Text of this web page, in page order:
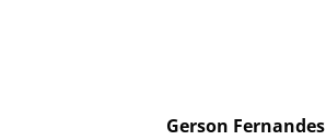
Gerson Fernandes